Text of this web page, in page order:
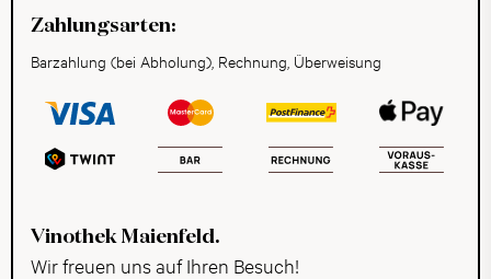
Zahlungsarten:
Barzahlung (bei Abholung), Rechnung, Überweisung
Vinothek Maienfeld.
Wir freuen uns auf Ihren Besuch!